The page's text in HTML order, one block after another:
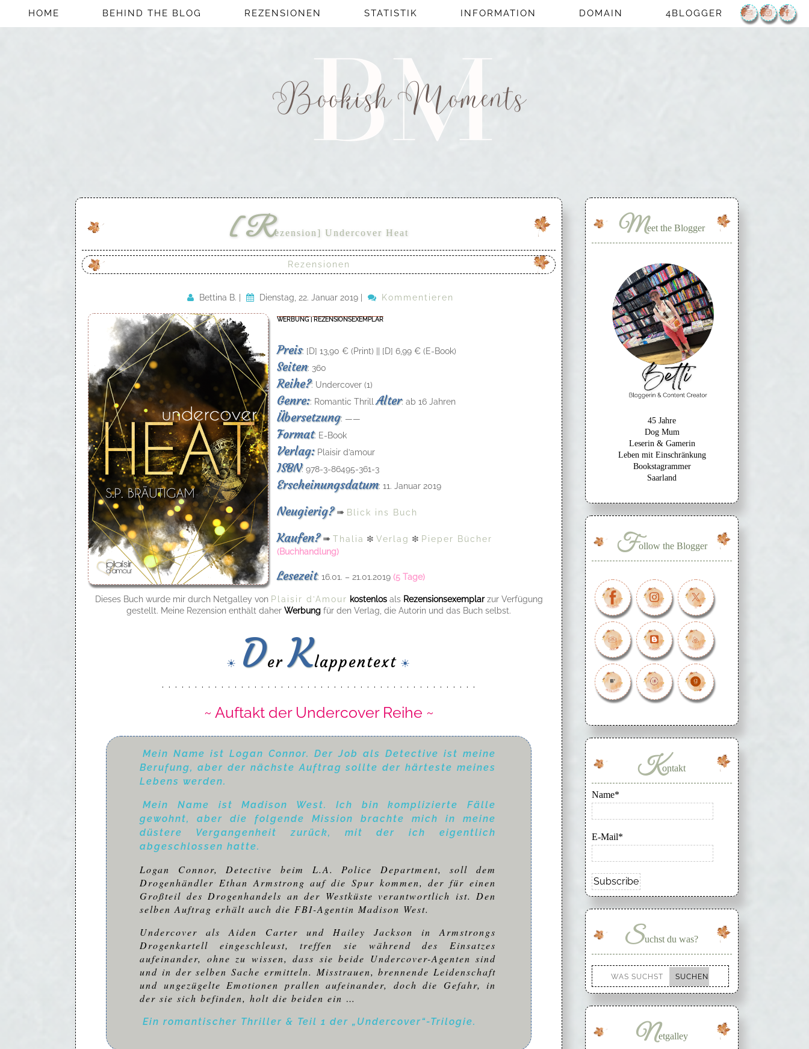
HOME BEHIND THE BLOG REZENSIONEN STATISTIK INFORMATION DOMAIN 4BLOGGER
[Rezension] Undercover Heat
Rezensionen
Bettina B. Dienstag, 22. Januar 2019 Kommentieren
WERBUNG | REZENSIONSEXEMPLAR
Preis: [D] 13,90 € (Print) || [D] 6,99 € (E-Book)
Seiten: 360
Reihe?: Undercover (1)
Genre:: Romantic ThrillAlter: ab 16 Jahren
Übersetzung: ——
Format: E-Book
Verlag:Plaisir d’amour
ISBN: 978-3-86495-361-3
Erscheinungsdatum: 11. Januar 2019
Neugierig? ➠ Blick ins Buch
Kaufen? ➠ Thalia ❇ Verlag ❇ Pieper Bücher
(Buchhandlung)
Lesezeit: 16.01. – 21.01.2019 (5 Tage)
Dieses Buch wurde mir durch Netgalley von Plaisir d’Amour kostenlosals Rezensionsexemplarzur Verfügung
gestellt. Meine Rezension enthält daher Werbung für den Verlag, die Autorin und das Buch selbst.
☀ DerKlappentext ☀
· · · · · · · · · · · · · · · · · · · · · · · · · · · · · · · · · · · · · · · · · · · · · · · ·
~ Auftakt der Undercover Reihe ~
Mein Name ist Logan Connor. Der Job als Detective ist meine
Berufung, aber der nächste Auftrag sollte der härteste meines
Lebens werden.
Mein Name ist Madison West. Ich bin komplizierte Fälle
gewohnt, aber die folgende Mission brachte mich in meine
düstere Vergangenheit zurück, mit der ich eigentlich
abgeschlossen hatte.
Logan Connor, Detective beim L.A. Police Department, soll dem
Drogenhändler Ethan Armstrong auf die Spur kommen, der für einen
Großteil des Drogenhandels an der Westküste verantwortlich ist. Den
selben Auftrag erhält auch die FBI-Agentin Madison West.
Undercover als Aiden Carter und Hailey Jackson in Armstrongs
Drogenkartell eingeschleust, treffen sie während des Einsatzes
aufeinander, ohne zu wissen, dass sie beide Undercover-Agenten sind
und in der selben Sache ermitteln. Misstrauen, brennende Leidenschaft
und ungezügelte Emotionen prallen aufeinander, doch die Gefahr, in
der sie sich befinden, holt die beiden ein …
Ein romantischer Thriller & Teil 1 der „Undercover“-Trilogie.
Meet the Blogger
45 Jahre
Dog Mum
Leserin & Gamerin
Leben mit Einschränkung
Bookstagrammer
Saarland
Follow the Blogger
Kontakt
Name*
E-Mail*
Suchst du was?
Netgalley